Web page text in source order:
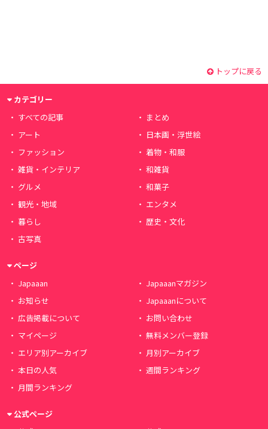
トップに戻る
カテゴリー
すべての記事
まとめ
アート
日本画・浮世絵
ファッション
着物・和服
雑貨・インテリア
和雑貨
グルメ
和菓子
観光・地域
エンタメ
暮らし
歴史・文化
古写真
ページ
Japaaan
Japaaanマガジン
お知らせ
Japaaanについて
広告掲載について
お問い合わせ
マイページ
無料メンバー登録
エリア別アーカイブ
月別アーカイブ
本日の人気
週間ランキング
月間ランキング
公式ページ